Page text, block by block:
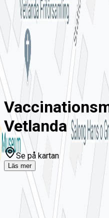
Mina sidor För vårdgivare
Vetlanda
Se på kartan
Läs mer
Om
Vetlanda